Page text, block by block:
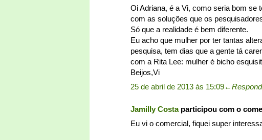
Oi Adriana, é a Vi, como seria bom se
com as soluções que os
Só que a realidade é bem diferente.
Eu acho que mulher por ter tantas
pesquisa, tem dias que a gente tá
com a Rita Lee: mulher é bicho
Beijos,Vi
25 de abril de 2013 às 15:09←
Jamilly Costaparticipou com o
Eu vi o comercial, fiquei super